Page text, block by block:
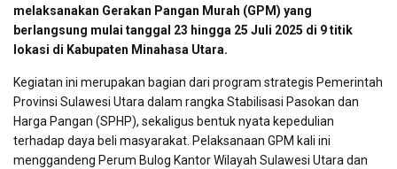
melaksanakan Gerakan Pangan Murah (GPM) yang
berlangsung mulai tanggal 23 hingga 25 Juli 2025 di 9 titik
lokasi di Kabupaten Minahasa Utara.
Kegiatan ini merupakan bagian dari program strategis Pemerintah
Provinsi Sulawesi Utara dalam rangka Stabilisasi Pasokan dan
Harga Pangan (SPHP), sekaligus bentuk nyata kepedulian
terhadap daya beli masyarakat. Pelaksanaan GPM kali ini
menggandeng Perum Bulog Kantor Wilayah Sulawesi Utara dan